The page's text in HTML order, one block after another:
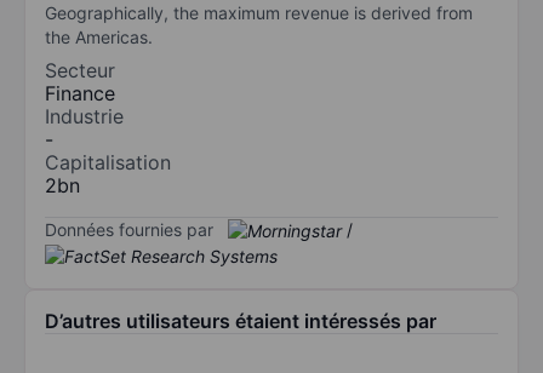
Geographically, the maximum revenue is derived from
the Americas.
Secteur
Finance
Industrie
-
Capitalisation
2bn
Données fournies par /
D’autres utilisateurs étaient intéressés par